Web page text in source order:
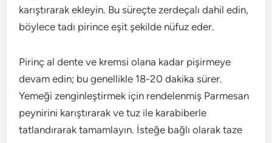
karıştırarak ekleyin. Bu süreçte zerdeçalı dahil edin,
böylece tadı pirince eşit şekilde nüfuz eder.
Pirinç al dente ve kremsi olana kadar pişirmeye
devam edin; bu genellikle 18-20 dakika sürer.
Yemeği zenginleştirmek için rendelenmiş Parmesan
peynirini karıştırarak ve tuz ile karabiberle
tatlandırarak tamamlayın. İsteğe bağlı olarak taze